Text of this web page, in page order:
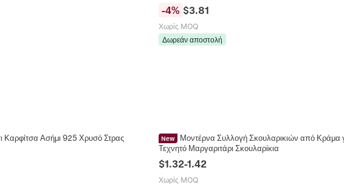
-4% $3.81
Χωρίς MOQ
Δωρεάν αποστολή
Καρφίτσα Ασήμι 925 Χρυσό Στρας
New
Μοντέρνα Συλλογή Σκουλαρικιών από Κράμα
Τεχνητό Μαργαριτάρι Σκουλαρίκια
$1.32-1.42
Χωρίς MOQ